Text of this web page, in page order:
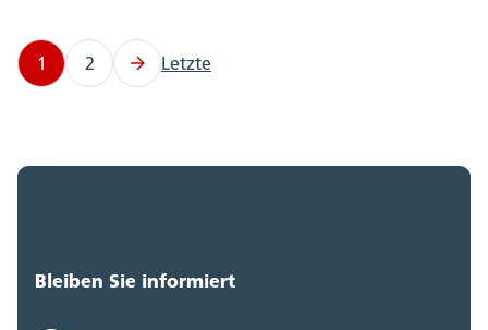
1 2 Letzte
Bleiben Sie informiert